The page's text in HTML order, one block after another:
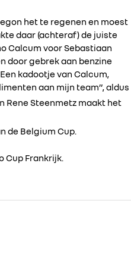
het te regenen en moest
daar (achteraf) de juiste
Calcum voor Sebastiaan
door gebrek aan benzine
kadootje van Calcum,
aan mijn team”, aldus
Rene Steenmetz maakt het
de Belgium Cup.
Cup Frankrijk.